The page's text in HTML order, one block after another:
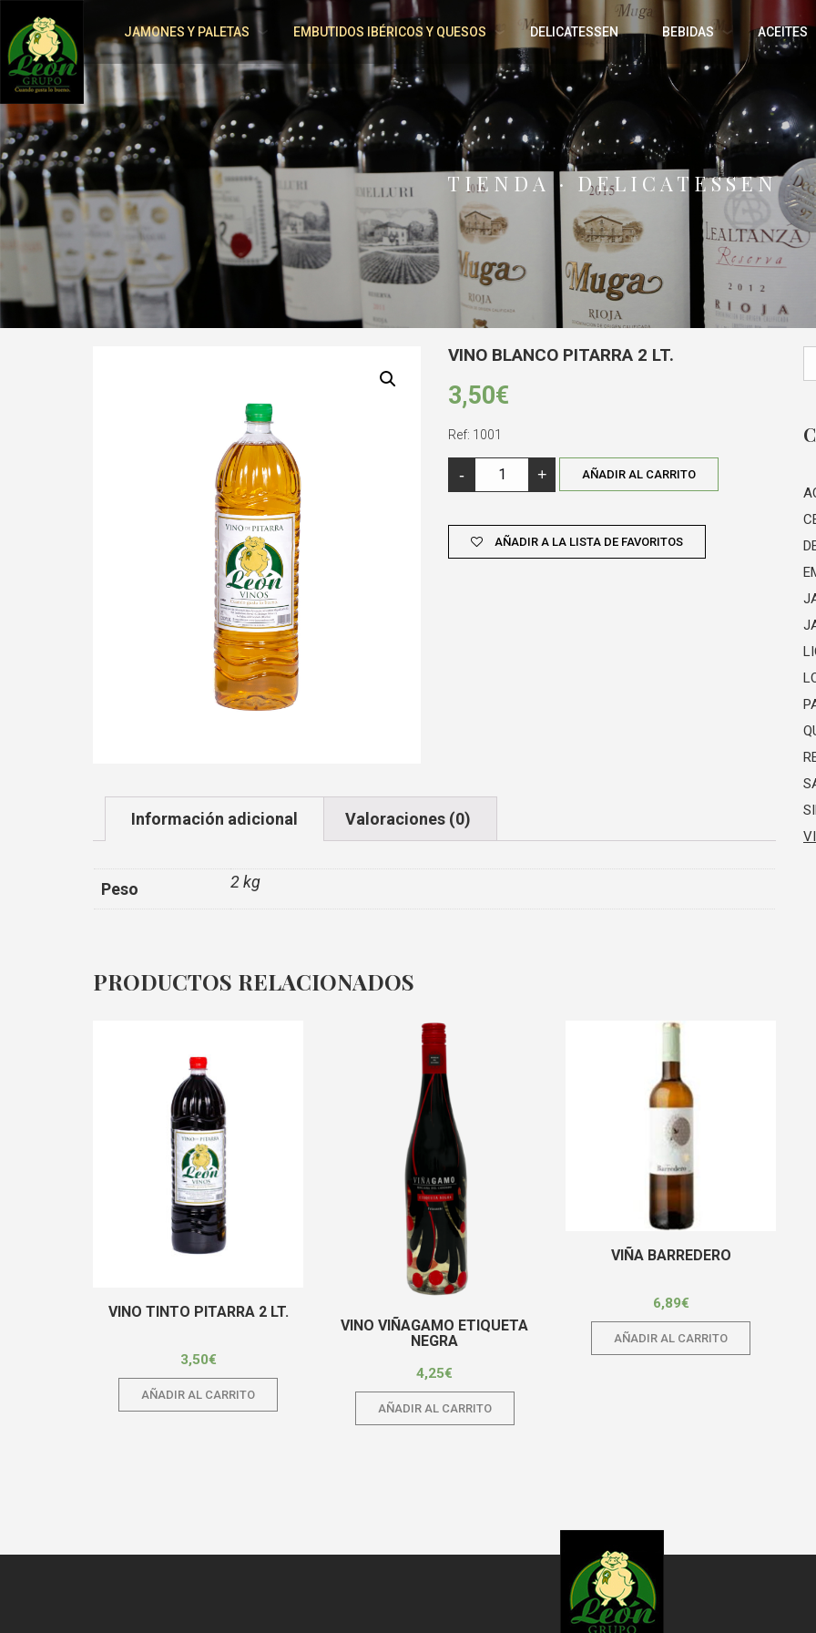
JAMONES Y PALETAS EMBUTIDOS IBÉRICOS Y QUESOS DELICATESSEN BEBIDAS ACEITES
TIENDA · DELICATESSEN
VINO BLANCO PITARRA 2 LT.
3,50€
Ref: 1001
VINO BLANCO PITARRA 2 LT. CANTIDAD
- + AÑADIR AL CARRITO
AÑADIR A LA LISTA DE FAVORITOS
Información adicional Valoraciones (0)
Peso 2 kg
PRODUCTOS RELACIONADOS
VINO TINTO PITARRA 2 LT.
3,50€
AÑADIR AL CARRITO
VINO VIÑAGAMO ETIQUETA
NEGRA
4,25€
AÑADIR AL CARRITO
VIÑA BARREDERO
6,89€
AÑADIR AL CARRITO